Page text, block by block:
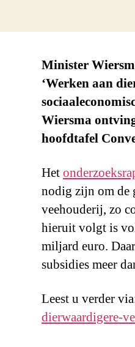
Minister
‘Werken aan
Wiersma
hoofdtafel
Het
nodig zijn om de
veehouderij, zo
hieruit volgt is
miljard euro.
subsidies meer
Leest u verder
dierwaardigere-